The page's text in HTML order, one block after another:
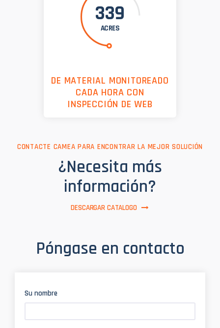
339
ACRES
DE MATERIAL MONITOREADO
CADA HORA CON
INSPECCIÓN DE WEB
CONTACTE CAMEA PARA ENCONTRAR LA MEJOR SOLUCIÓN
¿Necesita más
información?
DESCARGAR CATALOGO
Póngase en contacto
Su nombre